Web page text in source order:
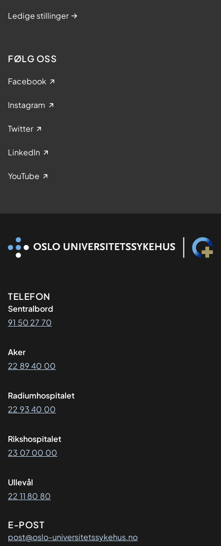
Ledige stillinger
FØLG OSS
Facebook
Instagram
Twitter
LinkedIn
YouTube
Kontaktinformasjon
TELEFON
Sentralbord
91 50 27 70
Aker
22 89 40 00
Radiumhospitalet
22 93 40 00
Rikshospitalet
23 07 00 00
Ullevål
22 11 80 80
E-POST
post@oslo-universitetssykehus.no